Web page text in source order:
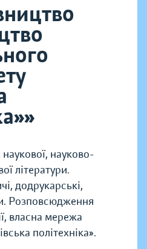
науково-
літератури.
додрукарські,
Розповсюдження
власна мережа
політехніка».